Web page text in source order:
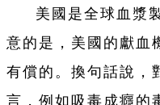
美國是全球血漿
意的是，美國的獻血
有償的。換句話說，
言，例如吸毒成癮的